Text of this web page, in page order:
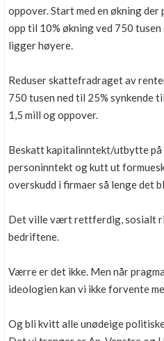
oppover. Start med en økning
opp til 10% økning ved 750
ligger høyere.
Reduser skattefradraget av
750 tusen ned til 25% synkende
1,5 mill og oppover.
Beskatt kapitalinntekt/utbytte på
personinntekt og kutt ut
overskudd i firmaer så lenge det
Det ville vært rettferdig, sosialt
bedriftene.
Værre er det ikke. Men når
ideologien kan vi ikke forvente
Og bli kvitt alle unødeige